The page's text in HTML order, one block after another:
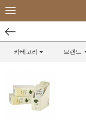
카테고리 브랜드